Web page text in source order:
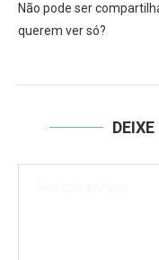
Não pode ser
querem ver só?